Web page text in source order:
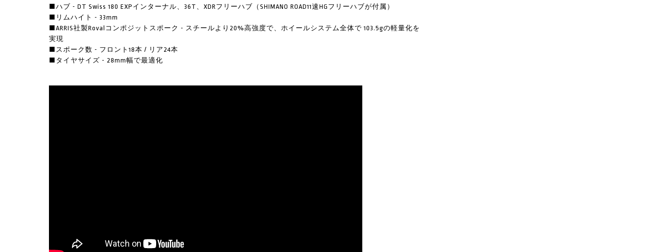
■ハブ - DT Swiss 180 EXPインターナル、36T、XDRフリーハブ（SHIMANO ROAD11速HGフリーハブが付属）
■リムハイト - 33mm
■ARRIS社製Rovalコンポジットスポーク - スチールより20%高強度で、ホイールシステム全体で 103.5gの軽量化を
実現
■スポーク数 - フロント18本 / リア24本
■タイヤサイズ - 28mm幅で最適化